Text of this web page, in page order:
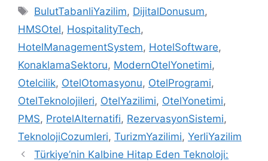
Etiketler
BulutTabanliYazilim, DijitalDonusum,
HMSOtel, HospitalityTech,
HotelManagementSystem, HotelSoftware,
KonaklamaSektoru, ModernOtelYonetimi,
Otelcilik, OtelOtomasyonu, OtelProgrami,
OtelTeknolojileri, OtelYazilimi, OtelYonetimi,
PMS, ProtelAlternatifi, RezervasyonSistemi,
TeknolojiCozumleri, TurizmYazilimi, YerliYazilim
Türkiye’nin Kalbine Hitap Eden Teknoloji: